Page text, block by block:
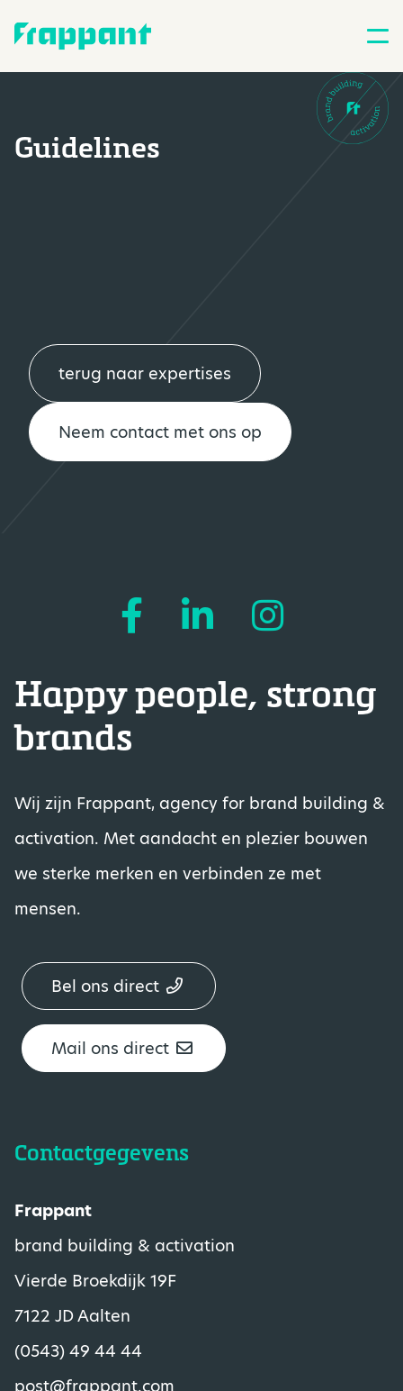
Guidelines
terug naar expertises
Neem contact met ons op
Happy people, strong
brands
Wij zijn Frappant, agency for brand building &
activation. Met aandacht en plezier bouwen
we sterke merken en verbinden ze met
mensen.
Bel ons direct
Mail ons direct
Contactgegevens
Frappant
brand building & activation
Vierde Broekdijk 19F
7122 JD Aalten
(0543) 49 44 44
post@frappant.com